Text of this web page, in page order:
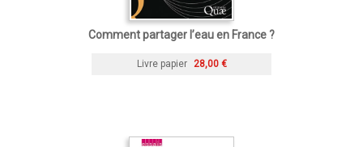
Comment partager l’eau en France ?
Livre papier 28,00 €